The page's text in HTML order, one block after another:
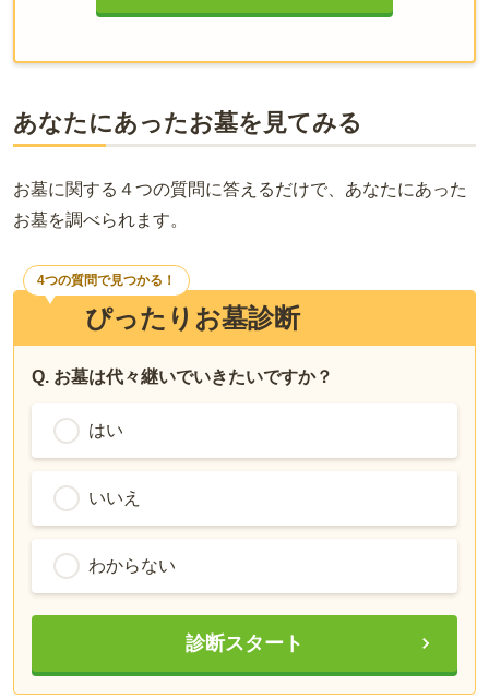
あなたにあったお墓を見てみる
お墓に関する４つの質問に答えるだけで、あなたにあった
お墓を調べられます。
ぴったりお墓診断
4つの質問で見つかる！
Q. お墓は代々継いでいきたいですか？
はい
いいえ
わからない
診断スタート